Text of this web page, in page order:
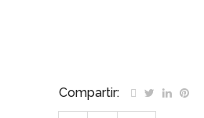
Compartir: